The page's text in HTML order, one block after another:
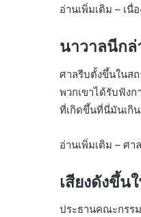
อ่านเพิ่มเติม – เ
นาวาลนีกล่
ศาลรีบตั้งขึ้นในส
พวกเขาได้รับฟัง
ที่เกิดขึ้นที่นี่มันเกิน
อ่านเพิ่มเติม – ศ
เสียงดังขึ้
ประธานคณะกรร